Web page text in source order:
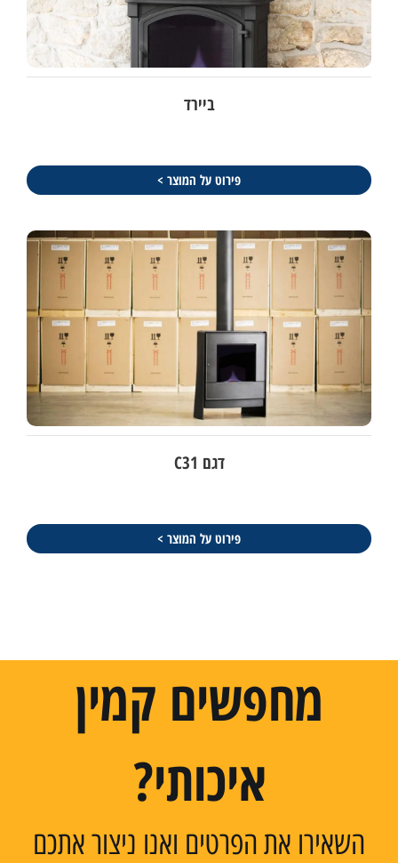
ביירד
פירוט על המוצר >
דגם C31
פירוט על המוצר >
מחפשים קמין
איכותי?
השאירו את הפרטים ואנו ניצור אתכם